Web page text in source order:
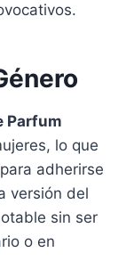
Parfum
lo que
adherirse
versión del
sin ser
o en